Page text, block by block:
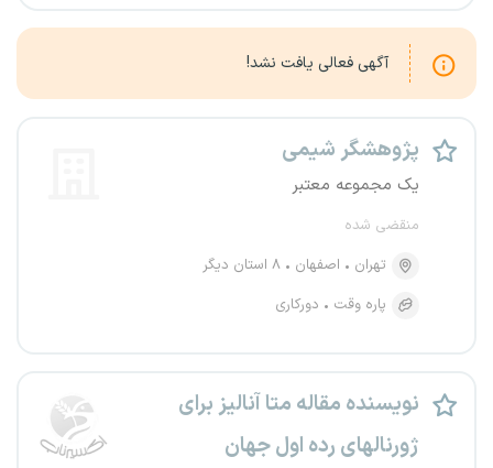
آگهی فعالی یافت نشد!
پژوهشگر شیمی
یک مجموعه معتبر
منقضی شده
تهران
اصفهان
۸ استان دیگر
پاره وقت
دورکاری
نویسنده مقاله متا آنالیز برای
ژورنالهای رده اول جهان